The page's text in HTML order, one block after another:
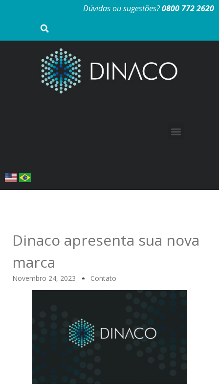
Dúvidas ou sugestões?0800 772 2620
Dinaco apresenta sua nova
marca
Novembro 24, 2023 Contato